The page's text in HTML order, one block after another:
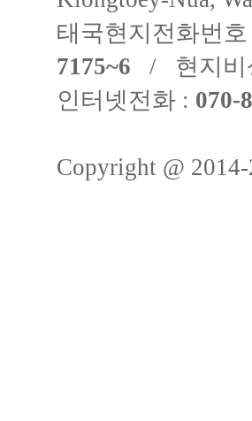
태국현지전화번
7175~6 / 현지비
인터넷전화 : 070-
Copyright @